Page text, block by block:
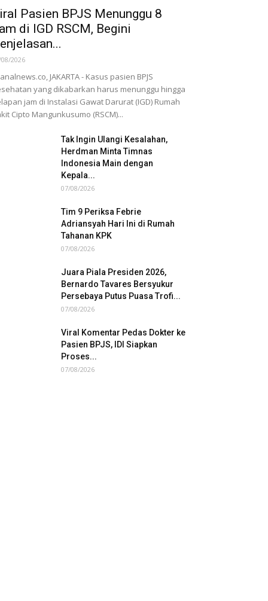
Pasien BPJS Menunggu 8
di IGD RSCM, Begini
2026
JAKARTA - Kasus pasien BPJS
yang dikabarkan harus menunggu hingga
jam di Instalasi Gawat Darurat (IGD) Rumah
Cipto Mangunkusumo (RSCM)...
Tak Ingin Ulangi Kesalahan,
Herdman Minta Timnas
Indonesia Main dengan
Kepala...
07/08/2026
Tim 9 Periksa Febrie
Adriansyah Hari Ini di Rumah
Tahanan KPK
07/08/2026
Juara Piala Presiden 2026,
Bernardo Tavares Bersyukur
Persebaya Putus Puasa Trofi...
07/08/2026
Viral Komentar Pedas Dokter ke
Pasien BPJS, IDI Siapkan
Proses...
07/08/2026